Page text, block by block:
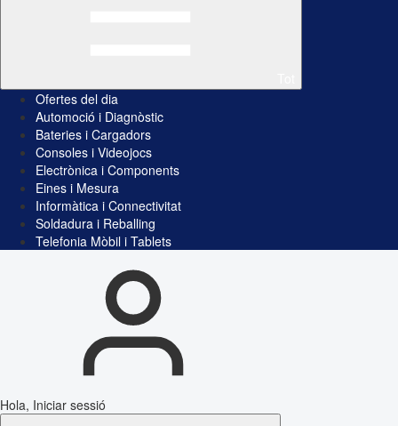
Ofertes del dia
Automoció i Diagnòstic
Bateries i Cargadors
Consoles i Videojocs
Electrònica i Components
Eines i Mesura
Informàtica i Connectivitat
Soldadura i Reballing
Telefonia Mòbil i Tablets
Hola, Iniciar sessió